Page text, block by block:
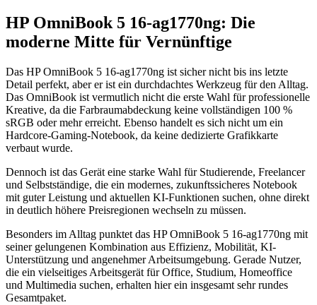
HP OmniBook 5 16-ag1770ng: Die
moderne Mitte für Vernünftige
Das HP OmniBook 5 16-ag1770ng ist sicher nicht bis ins letzte
Detail perfekt, aber er ist ein durchdachtes Werkzeug für den Alltag.
Das OmniBook ist vermutlich nicht die erste Wahl für professionelle
Kreative, da die Farbraumabdeckung keine vollständigen 100 %
sRGB oder mehr erreicht. Ebenso handelt es sich nicht um ein
Hardcore-Gaming-Notebook, da keine dedizierte Grafikkarte
verbaut wurde.
Dennoch ist das Gerät eine starke Wahl für Studierende, Freelancer
und Selbstständige, die ein modernes, zukunftssicheres Notebook
mit guter Leistung und aktuellen KI-Funktionen suchen, ohne direkt
in deutlich höhere Preisregionen wechseln zu müssen.
Besonders im Alltag punktet das HP OmniBook 5 16-ag1770ng mit
seiner gelungenen Kombination aus Effizienz, Mobilität, KI-
Unterstützung und angenehmer Arbeitsumgebung. Gerade Nutzer,
die ein vielseitiges Arbeitsgerät für Office, Studium, Homeoffice
und Multimedia suchen, erhalten hier ein insgesamt sehr rundes
Gesamtpaket.